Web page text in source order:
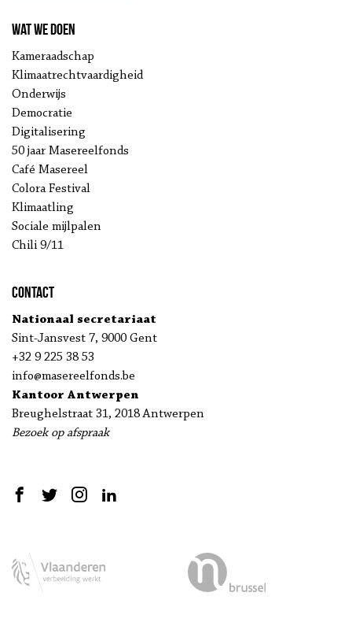
Wat we doen
Kameraadschap
Klimaatrechtvaardigheid
Onderwijs
Democratie
Digitalisering
50 jaar Masereelfonds
Café Masereel
Colora Festival
Klimaatling
Sociale mijlpalen
Chili 9/11
Contact
Nationaal secretariaat
Sint-Jansvest 7, 9000 Gent
+32 9 225 38 53
info@masereelfonds.be
Kantoor Antwerpen
Breughelstraat 31, 2018 Antwerpen
Bezoek op afspraak